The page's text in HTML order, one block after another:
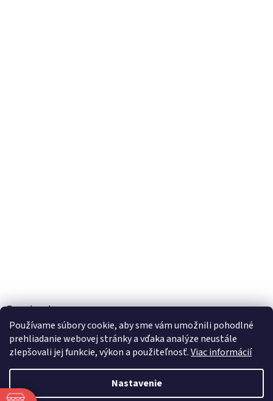
Používame súbory cookie, aby sme vám umožnili pohodlné
prehliadanie webovej stránky a vďaka analýze neustále
zlepšovali jej funkcie, výkon a použiteľnosť.Viac informácií
Nastavenie
Facebook
Vytvoril Shoptet